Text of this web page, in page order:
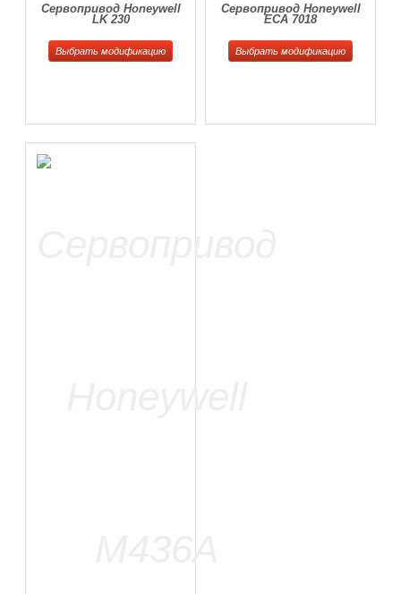
Сервопривод Honeywell
LK 230
Выбрать модификацию
Сервопривод Honeywell
ECA 7018
Выбрать модификацию